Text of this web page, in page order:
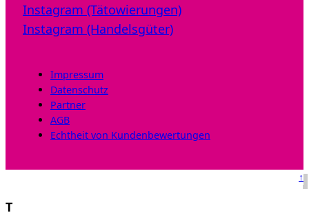
Instagram (Tätowierungen)
Instagram (Handelsgüter)
Impressum
Datenschutz
Partner
AGB
Echtheit von Kundenbewertungen
↑
T